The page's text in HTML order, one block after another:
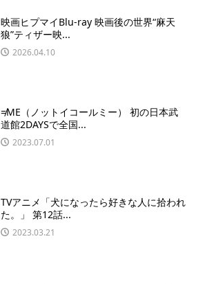
映画ヒプマイBlu-ray 映画後の世界“麻天
狼”ティザー映...
2026.04.10
≠ME（ノットイコールミー） 初の日本武
道館2DAYSで全国...
2023.07.01
TVアニメ「犬になったら好きな人に拾われ
た。」 第12話...
2023.03.21